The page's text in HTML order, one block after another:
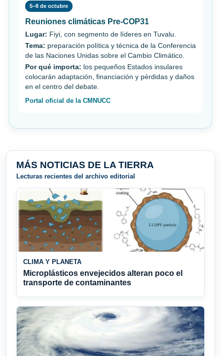
5–8 de octubre
Reuniones climáticas Pre-COP31
Lugar: Fiyi, con segmento de líderes en Tuvalu.
Tema: preparación política y técnica de la Conferencia
de las Naciones Unidas sobre el Cambio Climático.
Por qué importa: los pequeños Estados insulares
colocarán adaptación, financiación y pérdidas y daños
en el centro del debate.
Portal oficial de la CMNUCC
MÁS NOTICIAS DE LA TIERRA
Lecturas recientes del archivo editorial
CLIMA Y PLANETA
Microplásticos envejecidos alteran poco el
transporte de contaminantes